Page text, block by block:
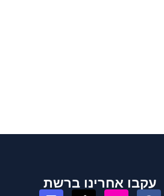
עקבו אחרינו ברשת